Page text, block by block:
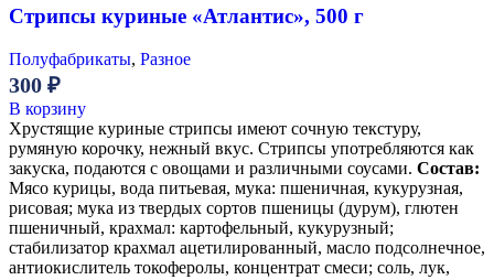
Стрипсы куриные «Атлантис», 500 г
Полуфабрикаты, Разное
300 ₽
В корзину
Хрустящие куриные стрипсы имеют сочную текстуру,
румяную корочку, нежный вкус. Стрипсы употребляются как
закуска, подаются с овощами и различными соусами. Состав:
Мясо курицы, вода питьевая, мука: пшеничная, кукурузная,
рисовая; мука из твердых сортов пшеницы (дурум), глютен
пшеничный, крахмал: картофельный, кукурузный;
стабилизатор крахмал ацетилированный, масло подсолнечное,
антиокислитель токоферолы, концентрат смеси; соль, лук,